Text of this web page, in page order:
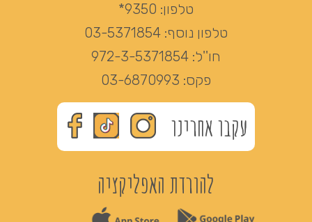
טלפון: 9350*
טלפון נוסף: 03-5371854
חו''ל: 972-3-5371854
פקס: 03-6870993
עקבו אחרינו
להורדת האפליקציה